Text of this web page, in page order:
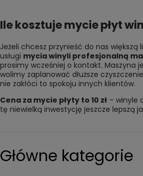
Ile kosztuje mycie płyt
Jeżeli chcesz przynieść do nas większą
usługi mycia winyli profesjonalną
prosimy wcześniej o kontakt. Maszyna
wolimy zaplanować dłuższe
nie zakłóci to spokoju innych klientów.
Cena za mycie płyty to 10 zł – winyle
tę niewielką inwestycję jeszcze lepszą
Główne kategorie